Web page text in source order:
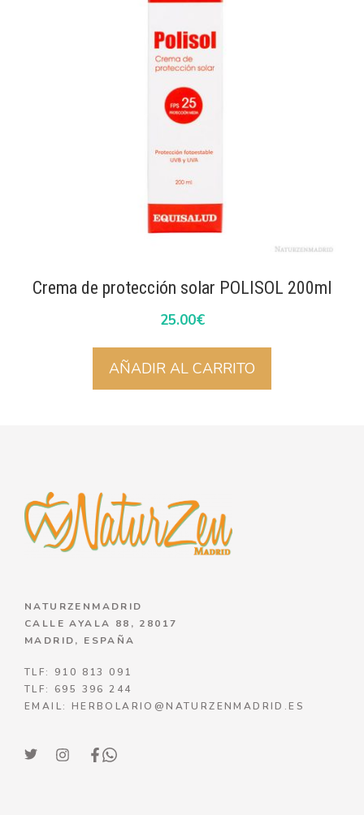
Crema de protección solar POLISOL 200ml
25.00€
AÑADIR AL CARRITO
NATURZENMADRID
CALLE AYALA 88, 28017
MADRID, ESPAÑA
TLF: 910 813 091
TLF: 695 396 244
EMAIL: HERBOLARIO@NATURZENMADRID.ES